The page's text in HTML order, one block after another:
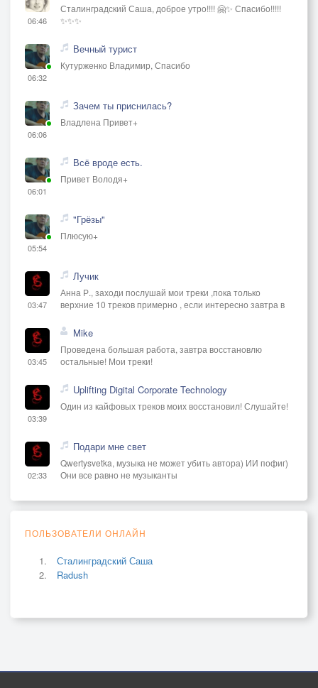
06:46
Сталинградский Саша, доброе утро!!!! 🤗✨ Спасибо!!!!!
✨✨✨
06:32
Вечный турист
Кутурженко Владимир, Спасибо
06:06
Зачем ты приснилась?
Владлена Привет+
06:01
Всё вроде есть.
Привет Володя+
05:54
"Грёзы"
Плюсую+
03:47
Лучик
Анна Р., заходи послушай мои треки ,пока только
верхние 10 треков примерно , если интересно завтра в
03:45
Mike
Проведена большая работа, завтра восстановлю
остальные! Мои треки!
03:39
Uplifting Digital Corporate Technology
Один из кайфовых треков моих восстановил! Слушайте!
02:33
Подари мне свет
Qwertysvetka, музыка не может убить автора) ИИ пофиг)
Они все равно не музыканты
ПОЛЬЗОВАТЕЛИ ОНЛАЙН
Сталинградский Саша
Radush